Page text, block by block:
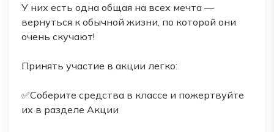
У них есть одна общая на всех мечта —
вернуться к обычной жизни, по которой они
очень скучают!
Принять участие в акции легко:
✅Соберите средства в классе и пожертвуйте
их в разделе Акции